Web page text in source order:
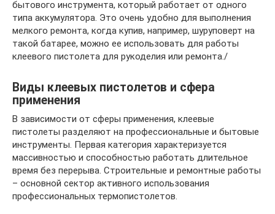
бытового инструмента, который работает от одного
типа аккумулятора. Это очень удобно для выполнения
мелкого ремонта, когда купив, например, шуруповерт на
такой батарее, можно ее использовать для работы
клеевого пистолета для рукоделия или ремонта./
Виды клеевых пистолетов и сфера
применения
В зависимости от сферы применения, клеевые
пистолеты разделяют на профессиональные и бытовые
инструменты. Первая категория характеризуется
массивностью и способностью работать длительное
время без перерыва. Строительные и ремонтные работы
– основной сектор активного использования
профессиональных термопистолетов.